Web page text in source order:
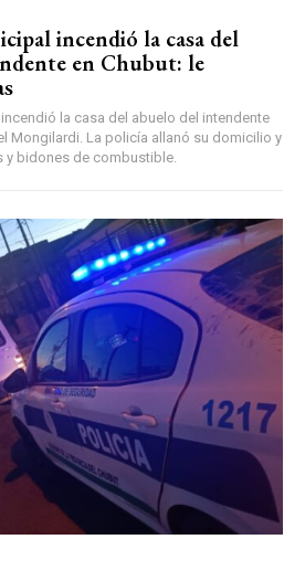
incendió la casa del
en Chubut: le
la casa del abuelo del intendente
Mongilardi. La policía allanó su domicilio y
y bidones de combustible.